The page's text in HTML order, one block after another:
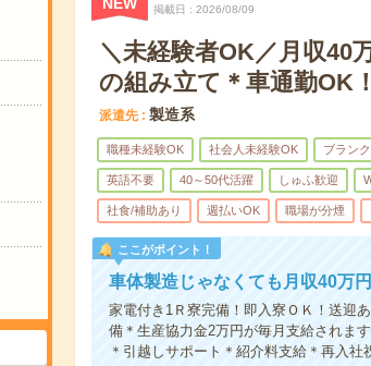
掲載日 2026/08/09
＼未経験者OK／月収40
の組み立て＊車通勤OK！
派遣先 製造系
職種未経験OK 社会人未経験OK ブラン
英語不要 40～50代活躍 しゅふ歓迎
社食/補助あり 週払いOK 職場が分煙
ここがポイント！
車体製造じゃなくても月収40万
家電付き1Ｒ寮完備！即入寮ＯＫ！送迎
備＊生産協力金2万円が毎月支給されま
＊引越しサポート＊紹介料支給＊再入社